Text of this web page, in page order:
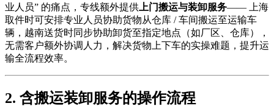
业人员” 的痛点，专线额外提供 上门搬运与装卸服务—— 上海
取件时可安排专业人员协助货物从仓库 / 车间搬运至运输车
辆，越南送货时同步协助卸货至指定地点（如厂区、仓库），
无需客户额外协调人力，解决货物上下车的实操难题，提升运
输全流程效率。
2. 含搬运装卸服务的操作流程